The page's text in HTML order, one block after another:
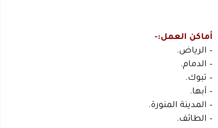
أماكن العمل:-
– الرياض.
– الدمام.
– تبوك.
– أبها.
– المدينة المنورة.
– الطائف.